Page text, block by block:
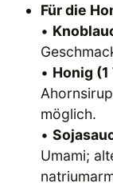
Für die
•
• Honig (1
möglich.
•
Umami;